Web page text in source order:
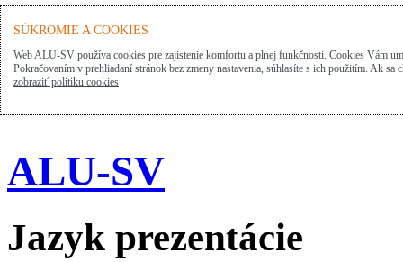
ALU-SV
Jazyk prezentácie
SÚKROMIE A COOKIES
Web ALU-SV používa cookies pre zajistenie komfortu a plnej funkčnosti. Cookies Vám
Pokračovaním v prehliadaní stránok bez zmeny nastavenia, súhlasíte s ich použitím. Ak sa
zobraziť politiku cookies